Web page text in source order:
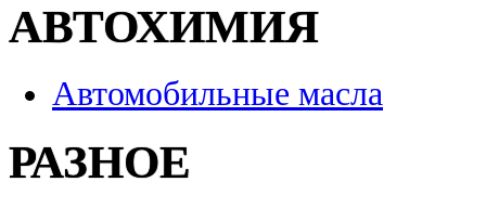
АВТОХИМИЯ
Автомобильные масла
РАЗНОЕ